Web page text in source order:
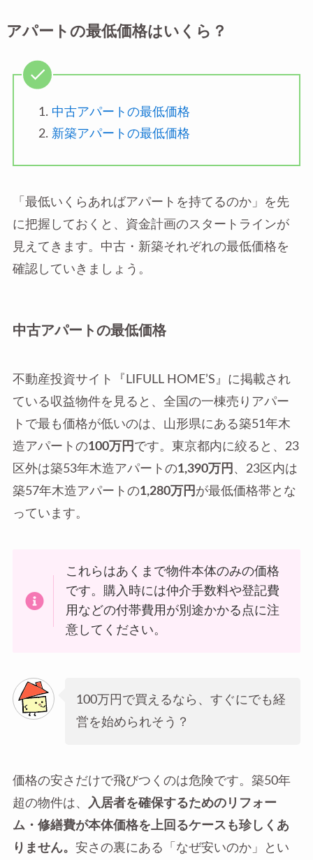
アパートの最低価格はいくら？
中古アパートの最低価格
新築アパートの最低価格
「最低いくらあればアパートを持てるのか」を先
に把握しておくと、資金計画のスタートラインが
見えてきます。中古・新築それぞれの最低価格を
確認していきましょう。
中古アパートの最低価格
不動産投資サイト『LIFULL HOME’S』に掲載され
ている収益物件を見ると、全国の一棟売りアパー
トで最も価格が低いのは、山形県にある築51年木
造アパートの100万円 です。東京都内に絞ると、23
区外は築53年木造アパートの1,390万円 、23区内は
築57年木造アパートの1,280万円 が最低価格帯とな
っています。
これらはあくまで物件本体のみの価格
です。購入時には仲介手数料や登記費
用などの付帯費用が別途かかる点に注
意してください。
100万円で買えるなら、すぐにでも経
営を始められそう？
価格の安さだけで飛びつくのは危険です。築50年
超の物件は、
入居者を確保するためのリフォー
ム・修繕費が本体価格を上回るケースも珍しくあ
りません。 安さの裏にある「なぜ安いのか」とい